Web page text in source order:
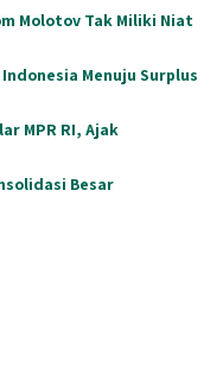
Molotov Tak Miliki Niat
Menuju Surplus
MPR RI, Ajak
Besar